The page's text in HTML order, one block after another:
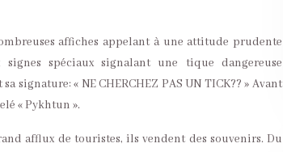
affiches appelant à une attitude prudente
spéciaux signalant une tique dangereuse
signature: « NE CHERCHEZ PAS UN TICK?? » Avant
« Pykhtun ».
afflux de touristes, ils vendent des souvenirs. Du